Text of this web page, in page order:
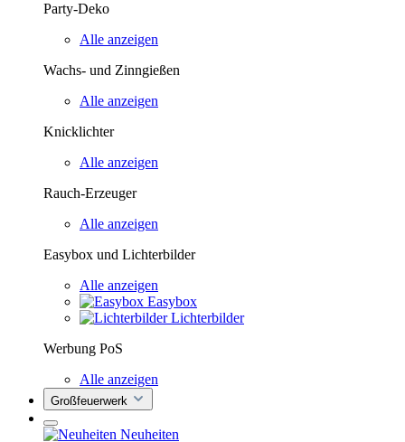
Party-Deko
Alle anzeigen
Wachs- und Zinngießen
Alle anzeigen
Knicklichter
Alle anzeigen
Rauch-Erzeuger
Alle anzeigen
Easybox und Lichterbilder
Alle anzeigen
Easybox
Lichterbilder
Werbung PoS
Alle anzeigen
Großfeuerwerk
Neuheiten